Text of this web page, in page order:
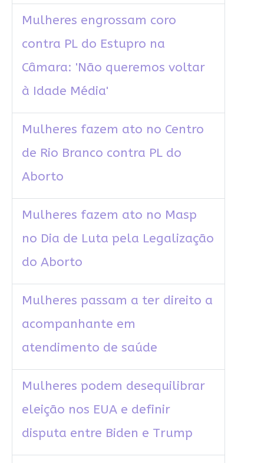
Mulheres engrossam coro
contra PL do Estupro na
Câmara: 'Não queremos voltar
à Idade Média'
Mulheres fazem ato no Centro
de Rio Branco contra PL do
Aborto
Mulheres fazem ato no Masp
no Dia de Luta pela Legalização
do Aborto
Mulheres passam a ter direito a
acompanhante em
atendimento de saúde
Mulheres podem desequilibrar
eleição nos EUA e definir
disputa entre Biden e Trump